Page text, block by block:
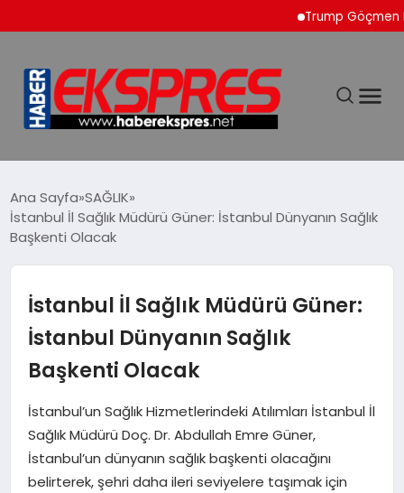
Trump Göçmen
EKONOMİ
SİYASET
SPOR
YAŞAM
TEKNOLOJİ
Ana Sayfa SAĞLIK
İstanbul İl Sağlık Müdürü Güner: İstanbul Dünyanın Sağlık
Başkenti Olacak
İstanbul İl Sağlık Müdürü Güner:
İstanbul Dünyanın Sağlık
Başkenti Olacak
İstanbul’un Sağlık Hizmetlerindeki Atılımları İstanbul İl
Sağlık Müdürü Doç. Dr. Abdullah Emre Güner,
İstanbul’un dünyanın sağlık başkenti olacağını
belirterek, şehri daha ileri seviyelere taşımak için